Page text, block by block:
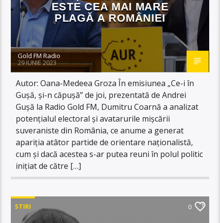
ESTE CEA MAI MARE
PLAGĂ A ROMÂNIEI
Gold FM Radio
29 IUNIE 2023
Autor: Oana-Medeea Groza În emisiunea „Ce-i în
Gușă, și-n căpușă” de joi, prezentată de Andrei
Gușă la Radio Gold FM, Dumitru Coarnă a analizat
potențialul electoral și avatarurile mișcării
suveraniste din România, ce anume a generat
apariția atâtor partide de orientare naționalistă,
cum și dacă acestea s-ar putea reuni în polul politic
inițiat de către […]
STIRI 0